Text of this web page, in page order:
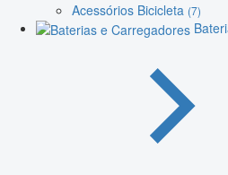
Acessórios Bicicleta (7)